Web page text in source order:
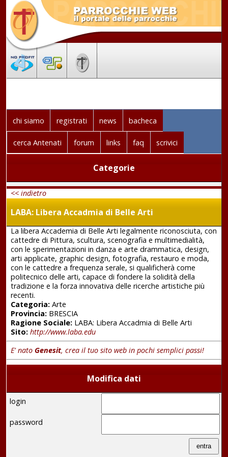
chi siamo registrati news bacheca
cerca Antenati forum links faq scrivici
Categorie
<< indietro
LABA: Libera Accadmia di Belle Arti
La libera Accademia di Belle Arti legalmente riconosciuta, con
cattedre di Pittura, scultura, scenografia e multimedialità,
con le sperimentazioni in danza e arte drammatica, design,
arti applicate, graphic design, fotografia, restauro e moda,
con le cattedre a frequenza serale, si qualificherà come
politecnico delle arti, capace di fondere la solidità della
tradizione e la forza innovativa delle ricerche artistiche più
recenti.
Categoria:Arte
Provincia:BRESCIA
Ragione Sociale:LABA: Libera Accadmia di Belle Arti
Sito: http://www.laba.edu
E' nato Genesit, crea il tuo sito web in pochi semplici passi!
Modifica dati
login
password